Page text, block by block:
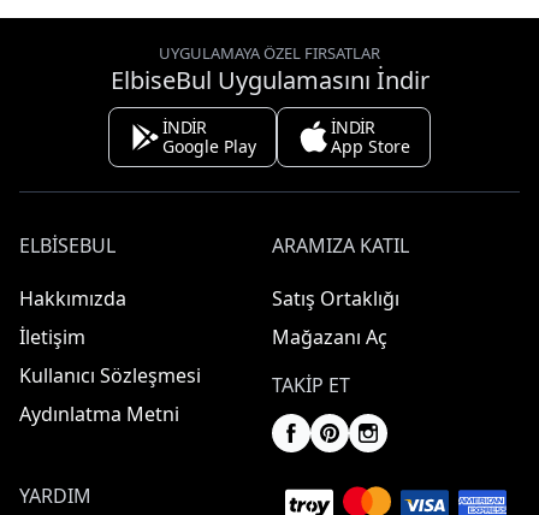
UYGULAMAYA ÖZEL FIRSATLAR
ElbiseBul Uygulamasını İndir
İNDİR
Google Play
İNDİR
App Store
ELBISEBUL
Hakkımızda
İletişim
Kullanıcı Sözleşmesi
Aydınlatma Metni
ARAMIZA KATIL
Satış Ortaklığı
Mağazanı Aç
TAKIP ET
YARDIM